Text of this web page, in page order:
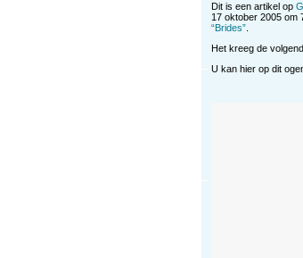
Dit is een artikel op
17 oktober 2005 om
“Brides”
Het kreeg de
U kan hier op dit